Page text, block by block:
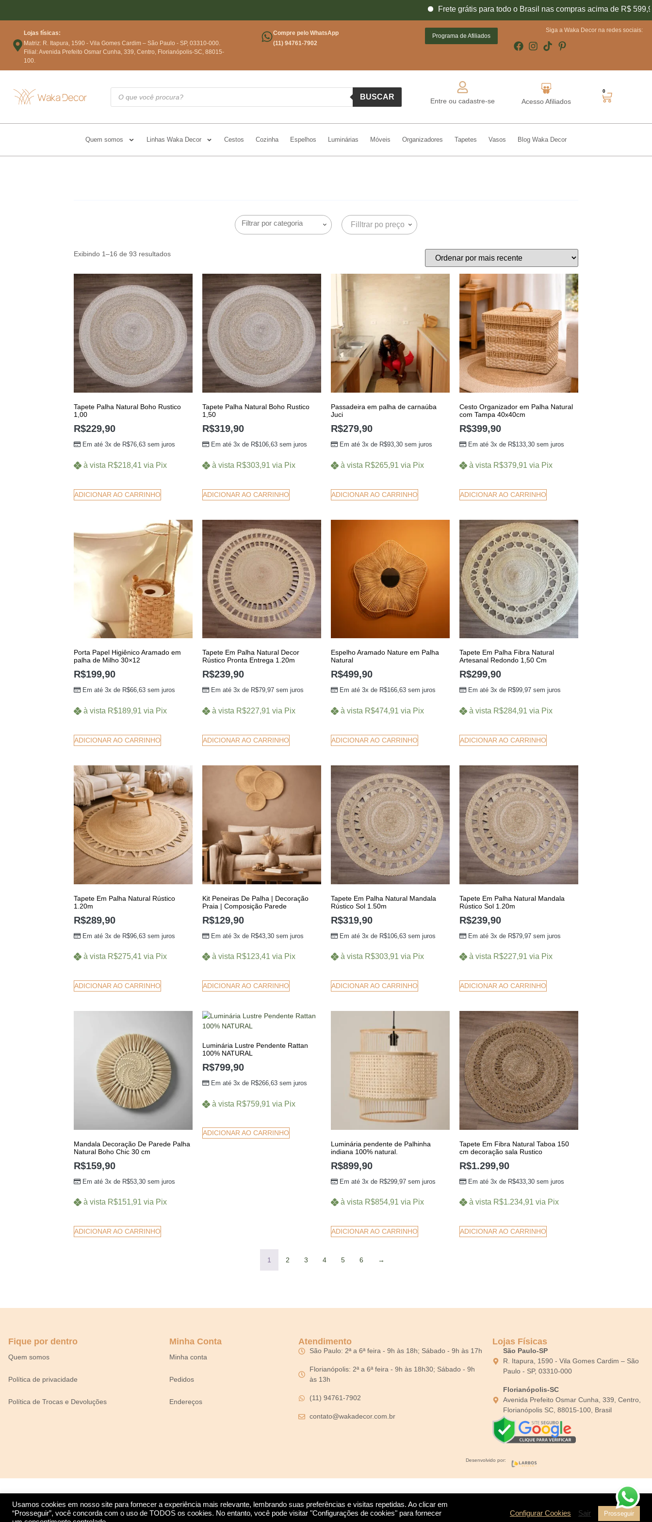
Frete grátis para todo o Brasil nas compras acima de R$ 599,90
Lojas físicas:
Matriz: R. Itapura, 1590 - Vila Gomes Cardim – São Paulo - SP, 03310-000.
Filial: Avenida Prefeito Osmar Cunha, 339, Centro, Florianópolis-SC, 88015-
100.
Compre pelo WhatsApp
(11) 94761-7902
Conheça o nosso
Programa de Afiliados
Siga a Waka Decor na redes sociais:
BUSCAR Entre ou cadastre-se Acesso Afiliados
0
Quem somos Linhas Waka Decor Cestos Cozinha Espelhos Luminárias Móveis Organizadores Tapetes Vasos Blog Waka Decor
Filltrar po preço
Exibindo 1–16 de 93 resultados
Tapete Palha Natural Boho Rustico
1,00
R$229,90
Em até 3x de R$76,63 sem juros
à vista R$218,41 via Pix
ADICIONAR AO CARRINHO
Tapete Palha Natural Boho Rustico
1,50
R$319,90
Em até 3x de R$106,63 sem juros
à vista R$303,91 via Pix
ADICIONAR AO CARRINHO
Passadeira em palha de carnaúba
Juci
R$279,90
Em até 3x de R$93,30 sem juros
à vista R$265,91 via Pix
ADICIONAR AO CARRINHO
Cesto Organizador em Palha Natural
com Tampa 40x40cm
R$399,90
Em até 3x de R$133,30sem juros
à vista R$379,91 via Pix
ADICIONAR AO CARRINHO
Porta Papel Higiênico Aramado em
palha de Milho 30×12
R$199,90
Em até 3x de R$66,63 sem juros
à vista R$189,91 via Pix
ADICIONAR AO CARRINHO
Tapete Em Palha Natural Decor
Rústico Pronta Entrega 1.20m
R$239,90
Em até 3x de R$79,97 sem juros
à vista R$227,91 via Pix
ADICIONAR AO CARRINHO
Espelho Aramado Nature em Palha
Natural
R$499,90
Em até 3x de R$166,63 sem juros
à vista R$474,91 via Pix
ADICIONAR AO CARRINHO
Tapete Em Palha Fibra Natural
Artesanal Redondo 1,50 Cm
R$299,90
Em até 3x de R$99,97sem juros
à vista R$284,91 via Pix
ADICIONAR AO CARRINHO
Tapete Em Palha Natural Rústico
1.20m
R$289,90
Em até 3x de R$96,63 sem juros
à vista R$275,41 via Pix
ADICIONAR AO CARRINHO
Kit Peneiras De Palha | Decoração
Praia | Composição Parede
R$129,90
Em até 3x de R$43,30 sem juros
à vista R$123,41 via Pix
ADICIONAR AO CARRINHO
Tapete Em Palha Natural Mandala
Rústico Sol 1.50m
R$319,90
Em até 3x de R$106,63 sem juros
à vista R$303,91 via Pix
ADICIONAR AO CARRINHO
Tapete Em Palha Natural Mandala
Rústico Sol 1.20m
R$239,90
Em até 3x de R$79,97sem juros
à vista R$227,91 via Pix
ADICIONAR AO CARRINHO
Mandala Decoração De Parede Palha
Natural Boho Chic 30 cm
R$159,90
Em até 3x de R$53,30 sem juros
à vista R$151,91 via Pix
ADICIONAR AO CARRINHO
Luminária Lustre Pendente Rattan
100% NATURAL
R$799,90
Em até 3x de R$266,63 sem juros
à vista R$759,91 via Pix
ADICIONAR AO CARRINHO
Luminária pendente de Palhinha
indiana 100% natural.
R$899,90
Em até 3x de R$299,97 sem juros
à vista R$854,91 via Pix
ADICIONAR AO CARRINHO
Tapete Em Fibra Natural Taboa 150
cm decoração sala Rustico
R$1.299,90
Em até 3x de R$433,30sem juros
à vista R$1.234,91 via Pix
ADICIONAR AO CARRINHO
1 2 3 4 5 6 →
Fique por dentro
Quem somos
Política de privacidade
Política de Trocas e Devoluções
Minha Conta
Minha conta
Pedidos
Endereços
Atendimento
São Paulo: 2ª a 6ª feira - 9h às 18h; Sábado - 9h às 17h
Florianópolis: 2ª a 6ª feira - 9h às 18h30; Sábado - 9h
às 13h
(11) 94761-7902
contato@wakadecor.com.br
Lojas Físicas
São Paulo-SP
R. Itapura, 1590 - Vila Gomes Cardim – São
Paulo - SP, 03310-000
Florianópolis-SC
Avenida Prefeito Osmar Cunha, 339, Centro,
Florianópolis SC, 88015-100, Brasil
Desenvolvido por:
Usamos cookies em nosso site para fornecer a experiência mais relevante, lembrando suas preferências e visitas repetidas. Ao clicar em
“Prosseguir”, você concorda com o uso de TODOS os cookies. No entanto, você pode visitar "Configurações de cookies" para fornecer
Configurar Cookies Sair Prosseguir